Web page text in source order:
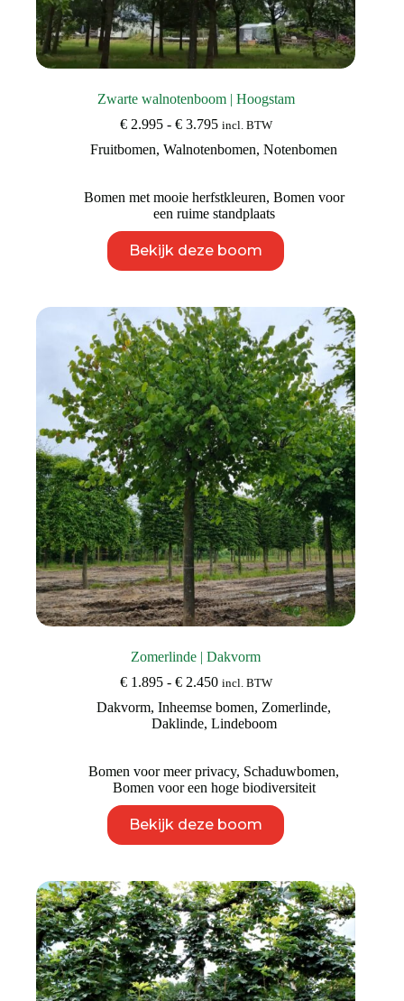
Zwarte walnotenboom | Hoogstam
€2.995 - €3.795Prijsklasse:
tot
incl. BTW
Fruitbomen,Walnotenbomen,Notenbomen
Bomen met mooie herfstkleuren, Bomen voor
een ruime standplaats
Bekijk deze boom
product
heeft
Deze
optie
kan
gekozen
worden
op
de
productpagina
Zomerlinde | Dakvorm
€1.895 - €2.450Prijsklasse:
tot
€ 2.450
incl. BTW
Dakvorm,Inheemse bomen, Zomerlinde,
Daklinde, Lindeboom
Bomen voor meer privacy, Schaduwbomen,
Bomen voor een hoge biodiversiteit
Bekijk deze boom
product
heeft
Deze
optie
kan
gekozen
worden
op
de